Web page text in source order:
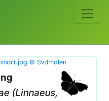
(Linnaeus,